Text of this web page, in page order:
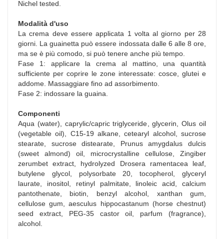
Nichel tested.
Modalità d'uso
La crema deve essere applicata 1 volta al giorno per 28
giorni. La guainetta può essere indossata dalle 6 alle 8 ore,
ma se è più comodo, si può tenere anche più tempo.
Fase 1: applicare la crema al mattino, una quantità
sufficiente per coprire le zone interessate: cosce, glutei e
addome. Massaggiare fino ad assorbimento.
Fase 2: indossare la guaina.
Componenti
Aqua (water), caprylic/capric triglyceride, glycerin, Olus oil
(vegetable oil), C15-19 alkane, cetearyl alcohol, sucrose
stearate, sucrose distearate, Prunus amygdalus dulcis
(sweet almond) oil, microcrystalline cellulose, Zingiber
zerumbet extract, hydrolyzed Drosera ramentacea leaf,
butylene glycol, polysorbate 20, tocopherol, glyceryl
laurate, inositol, retinyl palmitate, linoleic acid, calcium
pantothenate, biotin, benzyl alcohol, xanthan gum,
cellulose gum, aesculus hippocastanum (horse chestnut)
seed extract, PEG-35 castor oil, parfum (fragrance),
alcohol.